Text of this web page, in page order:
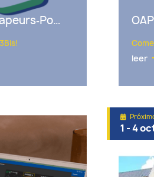
Congrès National des Sapeurs‑Pompiers (Salon SINAPSS) - Le Mans, Francia
leer
1 - 4